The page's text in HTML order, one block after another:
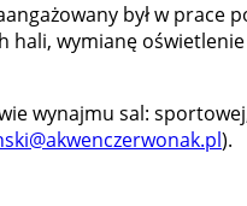
był w
wymianę
wynajmu sal:
).